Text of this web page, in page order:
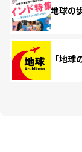
地球の
「地